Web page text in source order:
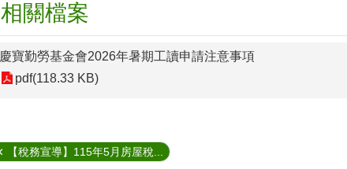
相關檔案
慶寶勤勞基金會2026年暑期工讀申請注意事項
pdf(118.33 KB)
【稅務宣導】115年5月房屋稅...